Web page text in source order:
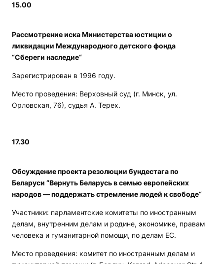
15.00
Рассмотрение иска Министерства юстиции о
ликвидации Международного детского фонда
“Сбереги наследие“
Зарегистрирован в 1996 году.
Место проведения: Верховный суд (г. Минск, ул.
Орловская, 76), судья А. Терех.
17.30
Обсуждение проекта резолюции бундестага по
Беларуси “Вернуть Беларусь в семью европейских
народов — поддержать стремление людей к свободе“
Участники: парламентские комитеты по иностранным
делам, внутренним делам и родине, экономике, правам
человека и гуманитарной помощи, по делам ЕС.
Место проведения: комитет по иностранным делам и